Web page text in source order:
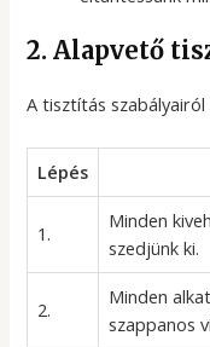
2. Alapvető
A tisztítás szabályairól
Lépés
1.
Minden
szedjünk ki.
2.
Minden
szappanos